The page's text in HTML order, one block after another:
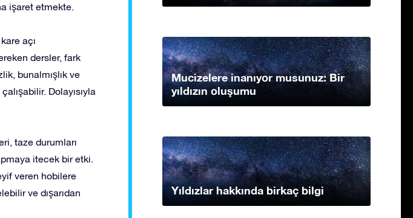
işaret etmekte.
açı
dersler, fark
bunalmışlık ve
Dolayısıyla
taze durumları
itecek bir etki.
veren hobilere
ve dışarıdan
Mucizelere inanıyor musunuz: Bir
yıldızın oluşumu
Yıldızlar hakkında birkaç bilgi